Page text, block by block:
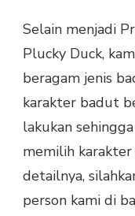
Selain menjadi
Plucky Duck,
beragam jenis
karakter badut
lakukan
memilih
detailnya,
person kami di